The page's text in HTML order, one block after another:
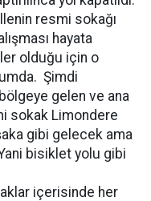
resmi sokağı
hayata
olduğu için o
Şimdi
gelen ve ana
sokak Limondere
gibi gelecek ama
bisiklet yolu gibi
içerisinde her